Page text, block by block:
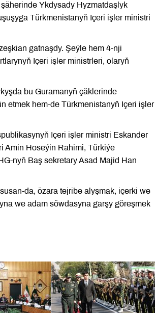
Ykdysady Hyzmatdaşlyk
Türkmenistanyň Içeri işler ministri
gatnaşdy. Şeýle hem 4-nji
Içeri işler ministrleri, olaryň
bu Guramanyň çäklerinde
etmek hem-de Türkmenistanyň Içeri işler
Içeri işler ministri Eskander
Amin Hoseýin Rahimi, Türkiýe
nyň Baş sekretary Asad Majid Han
da, özara tejribe alyşmak, içerki we
we adam söwdasyna garşy göreşmek